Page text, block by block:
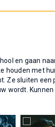
en gaan
houden met
Ze sluiten een
wordt.